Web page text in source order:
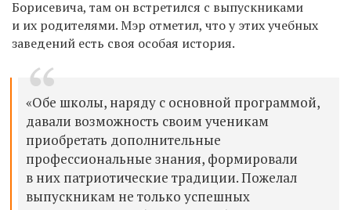
Борисевича, там он встретился с выпускниками
и их родителями. Мэр отметил, что у этих учебных
заведений есть своя особая история.
«Обе школы, наряду с основной программой,
давали возможность своим ученикам
приобретать дополнительные
профессиональные знания, формировали
в них патриотические традиции. Пожелал
выпускникам не только успешных